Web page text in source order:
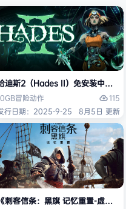
文版
迪斯2（Hades II）免安装中文版
冒险动作
115
行日期：2025-9-25
8月5日 更新
Y）免安装中文版
《刺客信条：黑旗 记忆重置-虚拟